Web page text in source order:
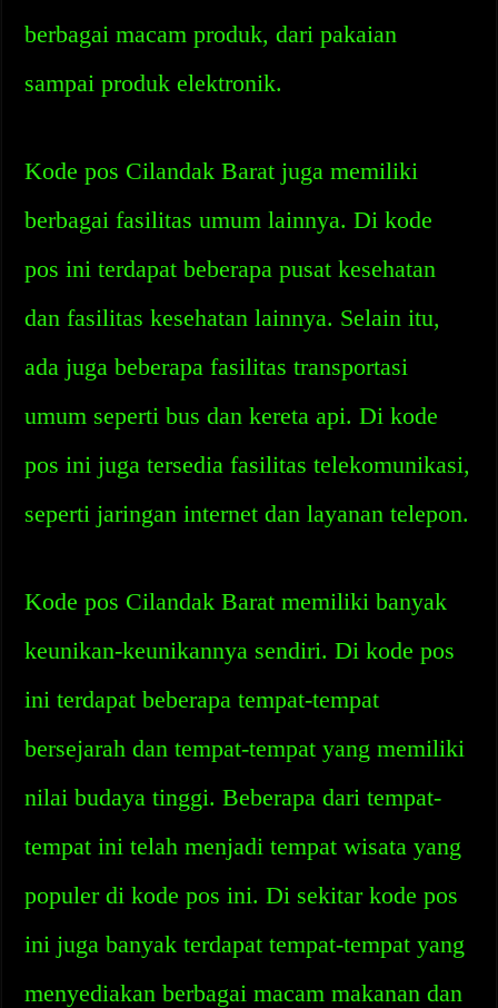
berbagai macam produk, dari pakaian
sampai produk elektronik.
Kode pos Cilandak Barat juga memiliki
berbagai fasilitas umum lainnya. Di kode
pos ini terdapat beberapa pusat kesehatan
dan fasilitas kesehatan lainnya. Selain itu,
ada juga beberapa fasilitas transportasi
umum seperti bus dan kereta api. Di kode
pos ini juga tersedia fasilitas telekomunikasi,
seperti jaringan internet dan layanan telepon.
Kode pos Cilandak Barat memiliki banyak
keunikan-keunikannya sendiri. Di kode pos
ini terdapat beberapa tempat-tempat
bersejarah dan tempat-tempat yang memiliki
nilai budaya tinggi. Beberapa dari tempat-
tempat ini telah menjadi tempat wisata yang
populer di kode pos ini. Di sekitar kode pos
ini juga banyak terdapat tempat-tempat yang
menyediakan berbagai macam makanan dan